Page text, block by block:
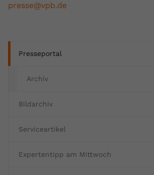
Presseportal
Archiv
Bildarchiv
Serviceartikel
Expertentipp am Mittwoch
presse@vpb.de